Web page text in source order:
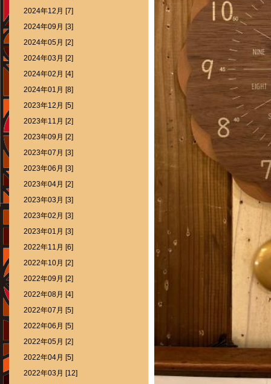
2024年12月 [7]
2024年09月 [3]
2024年05月 [2]
2024年03月 [2]
2024年02月 [4]
2024年01月 [8]
2023年12月 [5]
2023年11月 [2]
2023年09月 [2]
2023年07月 [3]
2023年06月 [3]
2023年04月 [2]
2023年03月 [3]
2023年02月 [3]
2023年01月 [3]
2022年11月 [6]
2022年10月 [2]
2022年09月 [2]
2022年08月 [4]
2022年07月 [5]
2022年06月 [5]
2022年05月 [2]
2022年04月 [5]
2022年03月 [12]